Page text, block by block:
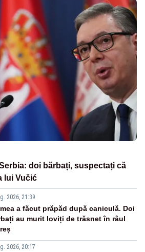
doi bărbați, suspectați că
lui Vučić
2026, 21:39
a făcut prăpăd după caniculă. Doi
au murit loviți de trăsnet în râul
2026, 20:17